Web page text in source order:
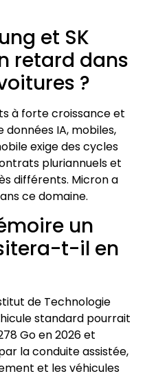
et SK
retard dans
?
à forte croissance et
IA, mobiles,
exige des cycles
pluriannuels et
différents. Micron a
ce domaine.
un
t-il en
de Technologie
standard pourrait
Go en 2026 et
la conduite assistée,
et les véhicules